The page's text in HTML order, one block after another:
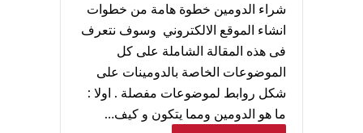
شراء الدومين خطوة هامة من خطوات
انشاء الموقع الالكتروني وسوف نتعرف
فى هذه المقالة الشاملة على كل
الموضوعات الخاصة بالدومينات على
شكل روابط لموضوعات مفصلة . اولا :
ما هو الدومين ومما يتكون و كيف…